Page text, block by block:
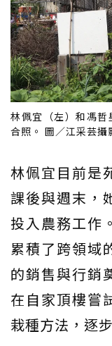
林佩宜（左）和馮
合照。 圖／江采芸攝
林佩宜目前是
課後與週末，
投入農務工作
累積了跨領域
的銷售與行銷
在自家頂樓嘗
栽種方法，逐